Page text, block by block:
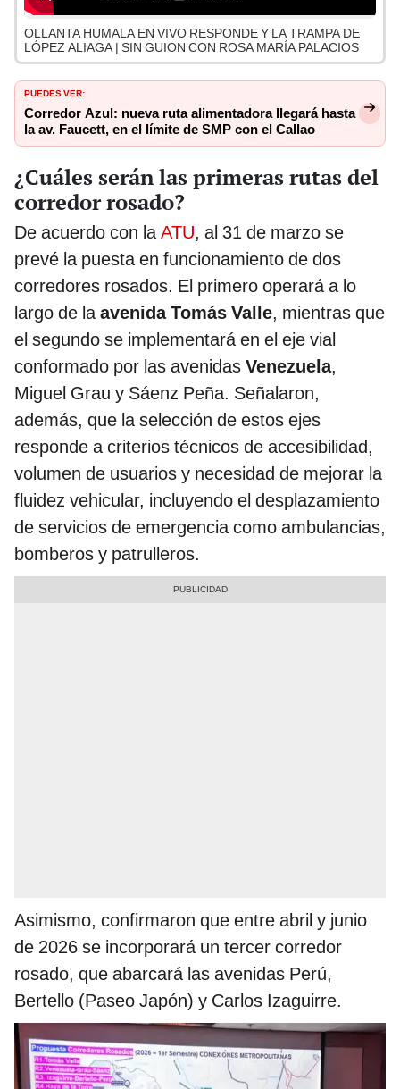
OLLANTA HUMALA EN VIVO RESPONDE Y LA TRAMPA DE
LÓPEZ ALIAGA | SIN GUION CON ROSA MARÍA PALACIOS
PUEDES VER:
Corredor Azul: nueva ruta alimentadora llegará hasta
la av. Faucett, en el límite de SMP con el Callao
¿Cuáles serán las primeras rutas del
corredor rosado?
De acuerdo con laATU, al 31 de marzo se
prevé la puesta en funcionamiento de dos
corredores rosados. El primero operará a lo
largo de laavenida Tomás Valle, mientras que
el segundo se implementará en el eje vial
conformado por las avenidas Venezuela,
Miguel Grau y Sáenz Peña. Señalaron,
además, que la selección de estos ejes
responde a criterios técnicos de accesibilidad,
volumen de usuarios y necesidad de mejorar la
fluidez vehicular, incluyendo el desplazamiento
de servicios de emergencia como ambulancias,
bomberos y patrulleros.
Asimismo, confirmaron que entre abril y junio
de 2026 se incorporará un tercer corredor
rosado, que abarcará las avenidas Perú,
Bertello (Paseo Japón) y Carlos Izaguirre.